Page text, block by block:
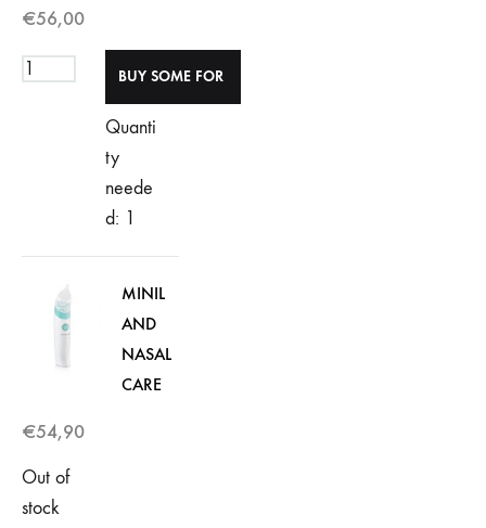
€56,00
Quanti
ty
neede
d: 1
MINIL
AND
NASAL
CARE
€54,90
Out of
stock